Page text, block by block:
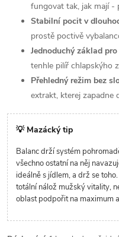
fungovat tak, jak mají -
Stabilní pocit v
prostě poctivě
Jednoduchý základ
tenhle pilíř chlapskýho
Přehledný režim bez
extrakt, kterej zapadne
💡 Mazácký tip
Balanc drží systém
všechno ostatní na něj
ideálně s jídlem, a drž se
totální nálož mužský vitality,
oblast podpořit na maximum